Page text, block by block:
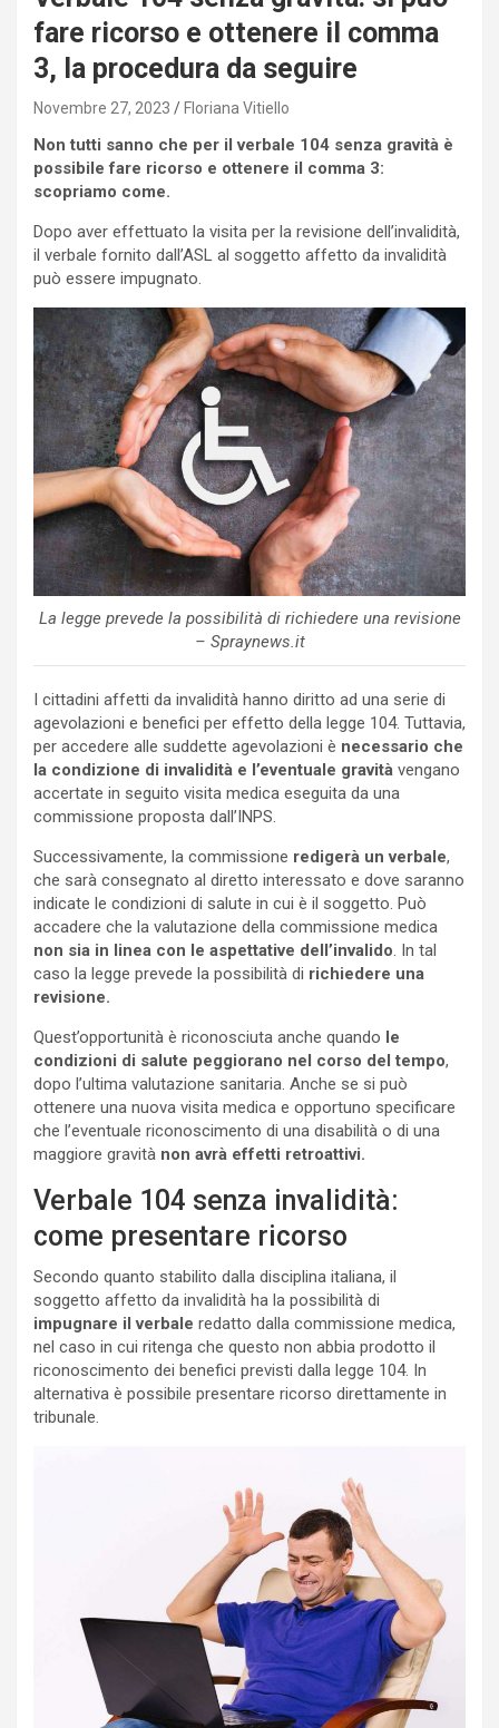
fare ricorso e ottenere il comma
3, la procedura da seguire
Novembre 27, 2023 Floriana Vitiello
Non tutti sanno che per il verbale 104 senza gravità è
possibile fare ricorso e ottenere il comma 3:
scopriamo come.
Dopo aver effettuato la visita per la revisione dell’invalidità,
il verbale fornito dall’ASL al soggetto affetto da invalidità
può essere impugnato.
La legge prevede la possibilità di richiedere una revisione
– Spraynews.it
I cittadini affetti da invalidità hanno diritto ad una serie di
agevolazioni e benefici per effetto della legge 104. Tuttavia,
per accedere alle suddette agevolazioni è necessario che
la condizione di invalidità e l’eventuale gravità vengano
accertate in seguito visita medica eseguita da una
commissione proposta dall’INPS.
Successivamente, la commissione redigerà un verbale,
che sarà consegnato al diretto interessato e dove saranno
indicate le condizioni di salute in cui è il soggetto. Può
accadere che la valutazione della commissione medica
non sia in linea con le aspettative dell’invalido. In tal
caso la legge prevede la possibilità di richiedere una
revisione.
Quest’opportunità è riconosciuta anche quando le
condizioni di salute peggiorano nel corso del tempo,
dopo l’ultima valutazione sanitaria. Anche se si può
ottenere una nuova visita medica e opportuno specificare
che l’eventuale riconoscimento di una disabilità o di una
maggiore gravità non avrà effetti retroattivi.
Verbale 104 senza invalidità:
come presentare ricorso
Secondo quanto stabilito dalla disciplina italiana, il
soggetto affetto da invalidità ha la possibilità di
impugnare il verbale redatto dalla commissione medica,
nel caso in cui ritenga che questo non abbia prodotto il
riconoscimento dei benefici previsti dalla legge 104. In
alternativa è possibile presentare ricorso direttamente in
tribunale.